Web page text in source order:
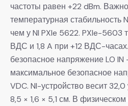
частоты равен +22 dBm.
температурная стабильность
чем у NI PXIe 5622. PXIe-5603
ВДС и 1,8 A при +12 ВДС-
безопасное напряжение LO
максимальное безопасное
VDC. NI-устройство весит
8,5 × 1,6 × 5,1 см. В